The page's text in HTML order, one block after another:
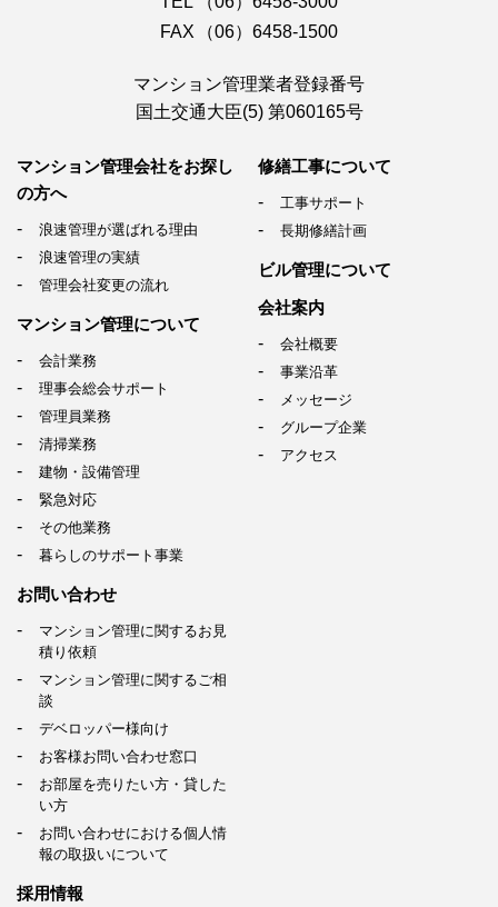
FAX
（06）6458-1500
マンション管理業者登録番号
国土交通大臣(5) 第060165号
マンション管理会社をお探し
の方へ
浪速管理が選ばれる理由
浪速管理の実績
管理会社変更の流れ
マンション管理について
会計業務
理事会総会サポート
管理員業務
清掃業務
建物・設備管理
緊急対応
その他業務
暮らしのサポート事業
修繕工事について
工事サポート
長期修繕計画
ビル管理について
会社案内
会社概要
事業沿革
メッセージ
グループ企業
アクセス
お問い合わせ
マンション管理に関するお見
積り依頼
マンション管理に関するご相
談
デベロッパー様向け
お客様お問い合わせ窓口
お部屋を売りたい方・貸した
い方
お問い合わせにおける個人情
報の取扱いについて
採用情報